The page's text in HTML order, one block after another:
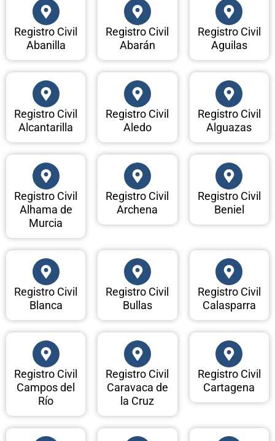
Registro Civil
Abanilla
Registro Civil
Abarán
Registro Civil
Aguilas
Registro Civil
Alcantarilla
Registro Civil
Aledo
Registro Civil
Alguazas
Registro Civil
Alhama de
Murcia
Registro Civil
Archena
Registro Civil
Beniel
Registro Civil
Blanca
Registro Civil
Bullas
Registro Civil
Calasparra
Registro Civil
Campos del
Río
Registro Civil
Caravaca de
la Cruz
Registro Civil
Cartagena